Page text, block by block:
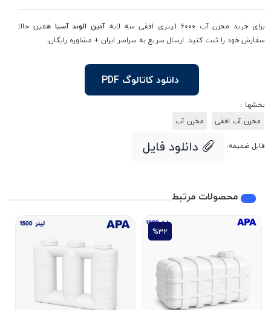
برای خرید مخزن آب ۶۰۰۰ لیتری افقی سه لایه آذین الوند آسیا همین حالا
سفارش خود را ثبت کنید. ارسال سریع به سراسر ایران + مشاوره رایگان.
دانلود کاتالوگ PDF
بخشها :
مخزن آب افقی
مخزن آب
فایل ضمیمه: دانلود فایل
محصولات مرتبط
%32